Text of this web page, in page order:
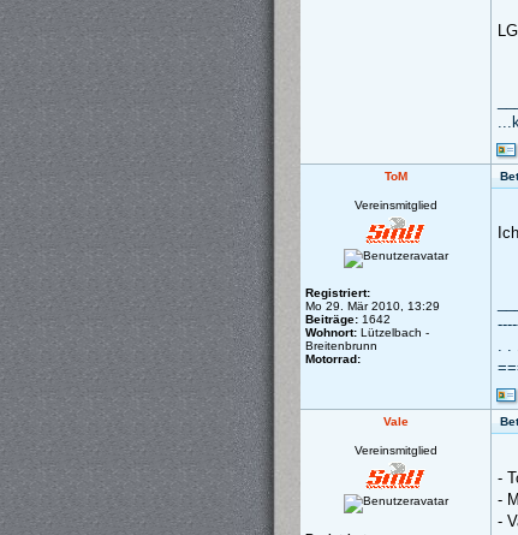
ToM
Vereinsmitglied
Registriert:
Mo 29. Mär 2010, 13:29
Beiträge: 1642
Wohnort: Lützelbach -
Breitenbrunn
Motorrad:
. .
Vale
Vereinsmitglied
-
-
-